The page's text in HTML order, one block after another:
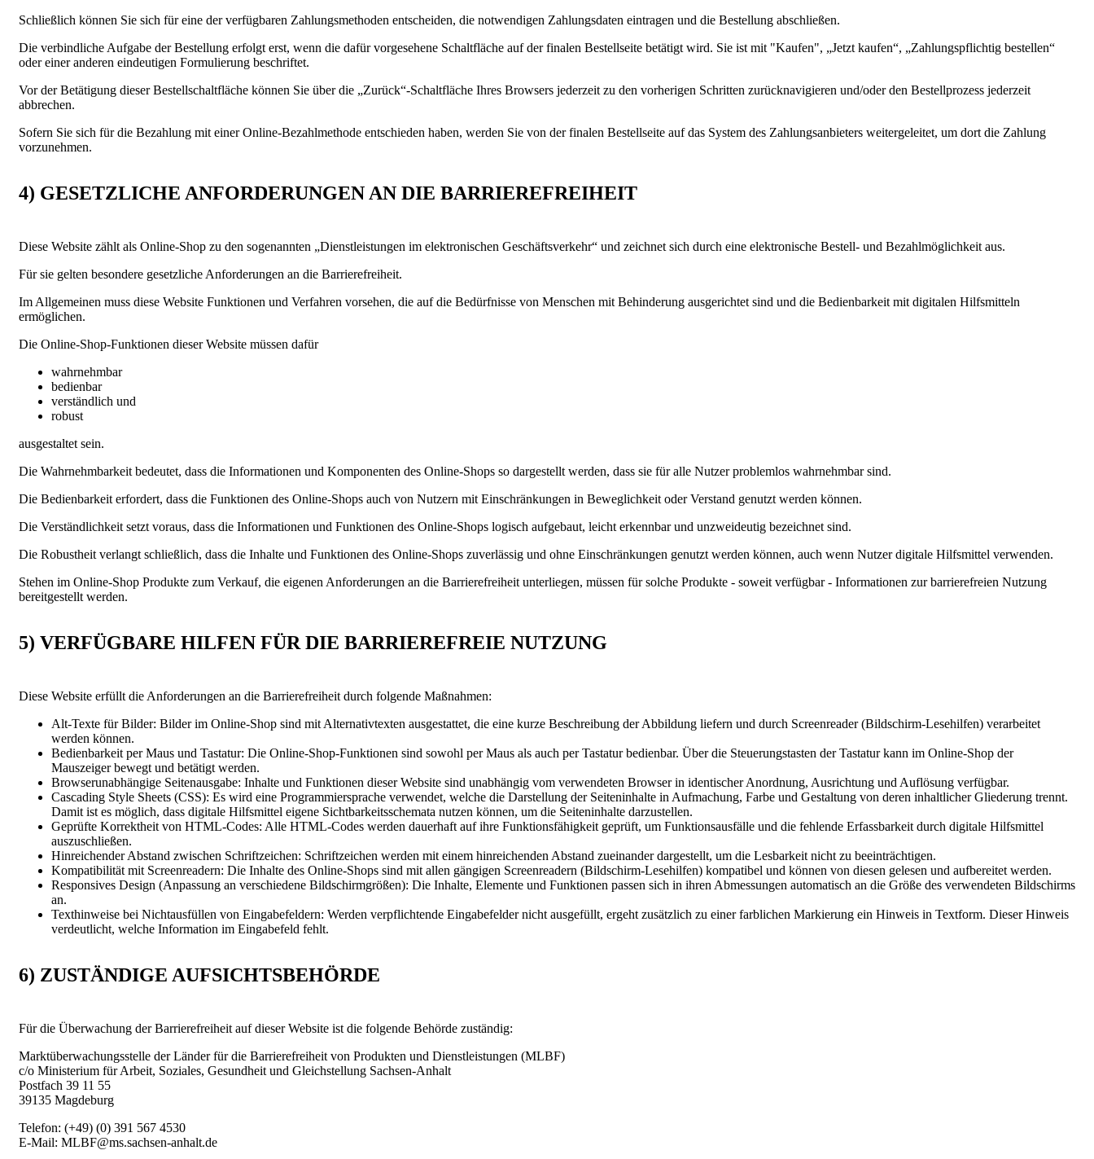
Schließlich können Sie sich für eine der verfügbaren Zahlungsmethoden entscheiden, die notwendigen Zahlungsdaten eintragen und die Bestellung abschließen.
Die verbindliche Aufgabe der Bestellung erfolgt erst, wenn die dafür vorgesehene Schaltfläche auf der finalen Bestellseite betätigt wird. Sie ist mit "Kaufen", „Jetzt kaufen“, „Zahlungspflichtig bestellen“
oder einer anderen eindeutigen Formulierung beschriftet.
Vor der Betätigung dieser Bestellschaltfläche können Sie über die „Zurück“-Schaltfläche Ihres Browsers jederzeit zu den vorherigen Schritten zurücknavigieren und/oder den Bestellprozess jederzeit
abbrechen.
Sofern Sie sich für die Bezahlung mit einer Online-Bezahlmethode entschieden haben, werden Sie von der finalen Bestellseite auf das System des Zahlungsanbieters weitergeleitet, um dort die Zahlung
vorzunehmen.
4) GESETZLICHE ANFORDERUNGEN AN DIE BARRIEREFREIHEIT
Diese Website zählt als Online-Shop zu den sogenannten „Dienstleistungen im elektronischen Geschäftsverkehr“ und zeichnet sich durch eine elektronische Bestell- und Bezahlmöglichkeit aus.
Für sie gelten besondere gesetzliche Anforderungen an die Barrierefreiheit.
Im Allgemeinen muss diese Website Funktionen und Verfahren vorsehen, die auf die Bedürfnisse von Menschen mit Behinderung ausgerichtet sind und die Bedienbarkeit mit digitalen Hilfsmitteln
ermöglichen.
Die Online-Shop-Funktionen dieser Website müssen dafür
wahrnehmbar
bedienbar
verständlich und
robust
ausgestaltet sein.
Die Wahrnehmbarkeit bedeutet, dass die Informationen und Komponenten des Online-Shops so dargestellt werden, dass sie für alle Nutzer problemlos wahrnehmbar sind.
Die Bedienbarkeit erfordert, dass die Funktionen des Online-Shops auch von Nutzern mit Einschränkungen in Beweglichkeit oder Verstand genutzt werden können.
Die Verständlichkeit setzt voraus, dass die Informationen und Funktionen des Online-Shops logisch aufgebaut, leicht erkennbar und unzweideutig bezeichnet sind.
Die Robustheit verlangt schließlich, dass die Inhalte und Funktionen des Online-Shops zuverlässig und ohne Einschränkungen genutzt werden können, auch wenn Nutzer digitale Hilfsmittel verwenden.
Stehen im Online-Shop Produkte zum Verkauf, die eigenen Anforderungen an die Barrierefreiheit unterliegen, müssen für solche Produkte - soweit verfügbar - Informationen zur barrierefreien Nutzung
bereitgestellt werden.
5) VERFÜGBARE HILFEN FÜR DIE BARRIEREFREIE NUTZUNG
Diese Website erfüllt die Anforderungen an die Barrierefreiheit durch folgende Maßnahmen:
Alt-Texte für Bilder: Bilder im Online-Shop sind mit Alternativtexten ausgestattet, die eine kurze Beschreibung der Abbildung liefern und durch Screenreader (Bildschirm-Lesehilfen) verarbeitet
werden können.
Bedienbarkeit per Maus und Tastatur: Die Online-Shop-Funktionen sind sowohl per Maus als auch per Tastatur bedienbar. Über die Steuerungstasten der Tastatur kann im Online-Shop der
Mauszeiger bewegt und betätigt werden.
Browserunabhängige Seitenausgabe: Inhalte und Funktionen dieser Website sind unabhängig vom verwendeten Browser in identischer Anordnung, Ausrichtung und Auflösung verfügbar.
Cascading Style Sheets (CSS): Es wird eine Programmiersprache verwendet, welche die Darstellung der Seiteninhalte in Aufmachung, Farbe und Gestaltung von deren inhaltlicher Gliederung trennt.
Damit ist es möglich, dass digitale Hilfsmittel eigene Sichtbarkeitsschemata nutzen können, um die Seiteninhalte darzustellen.
Geprüfte Korrektheit von HTML-Codes: Alle HTML-Codes werden dauerhaft auf ihre Funktionsfähigkeit geprüft, um Funktionsausfälle und die fehlende Erfassbarkeit durch digitale Hilfsmittel
auszuschließen.
Hinreichender Abstand zwischen Schriftzeichen: Schriftzeichen werden mit einem hinreichenden Abstand zueinander dargestellt, um die Lesbarkeit nicht zu beeinträchtigen.
Kompatibilität mit Screenreadern: Die Inhalte des Online-Shops sind mit allen gängigen Screenreadern (Bildschirm-Lesehilfen) kompatibel und können von diesen gelesen und aufbereitet werden.
Responsives Design (Anpassung an verschiedene Bildschirmgrößen): Die Inhalte, Elemente und Funktionen passen sich in ihren Abmessungen automatisch an die Größe des verwendeten Bildschirms
an.
Texthinweise bei Nichtausfüllen von Eingabefeldern: Werden verpflichtende Eingabefelder nicht ausgefüllt, ergeht zusätzlich zu einer farblichen Markierung ein Hinweis in Textform. Dieser Hinweis
verdeutlicht, welche Information im Eingabefeld fehlt.
6) ZUSTÄNDIGE AUFSICHTSBEHÖRDE
Für die Überwachung der Barrierefreiheit auf dieser Website ist die folgende Behörde zuständig:
Marktüberwachungsstelle der Länder für die Barrierefreiheit von Produkten und Dienstleistungen (MLBF)
c/o Ministerium für Arbeit, Soziales, Gesundheit und Gleichstellung Sachsen-Anhalt
Postfach 39 11 55
39135 Magdeburg
Telefon: (+49) (0) 391 567 4530
E-​Mail: MLBF@ms.sachsen-​anhalt.de